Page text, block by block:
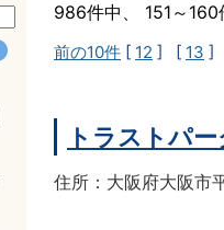
986件中、 151～
前の10件 [ 12 ] [ 13 ]
トラストパ
住所：大阪府大阪市